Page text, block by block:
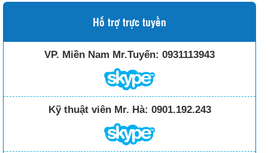
Hỗ trợ trực tuyến
VP. Miền Nam Mr.Tuyến: 0931113943
Kỹ thuật viên Mr. Hà: 0901.192.243